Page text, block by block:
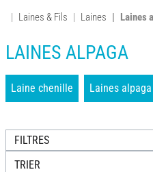
Laines & Fils Laines Laines
LAINES ALPAGA
Laine chenille Laines alpaga
FILTRES
TRIER